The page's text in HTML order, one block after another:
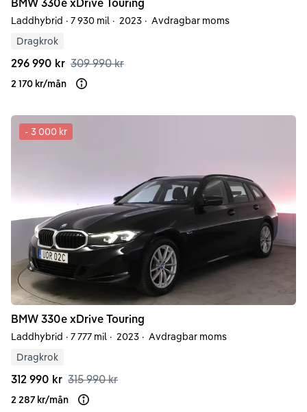
BMW 330e xDrive Touring
Laddhybrid · 7 930 mil · 2023 · Avdragbar moms
Dragkrok
296 990 kr 309 990 kr
2 170 kr/mån Läs mer om finansiering
- 3 000 kr
BMW 330e xDrive Touring
Laddhybrid · 7 777 mil · 2023 · Avdragbar moms
Dragkrok
312 990 kr 315 990 kr
2 287 kr/mån Läs mer om finansiering